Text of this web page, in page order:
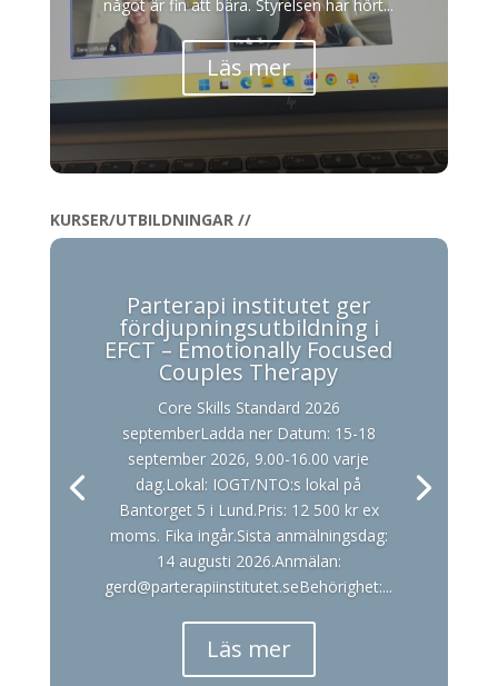
något är fin att bära. Styrelsen har hört...
Läs mer
KURSER/UTBILDNINGAR //
Parterapi institutet ger
fördjupningsutbildning i
EFCT – Emotionally Focused
Couples Therapy
Core Skills Standard 2026
septemberLadda ner Datum: 15-18
september 2026, 9.00-16.00 varje
dag.Lokal: IOGT/NTO:s lokal på
Bantorget 5 i Lund.Pris: 12 500 kr ex
moms. Fika ingår.Sista anmälningsdag:
14 augusti 2026.Anmälan:
gerd@parterapiinstitutet.seBehörighet:...
Läs mer